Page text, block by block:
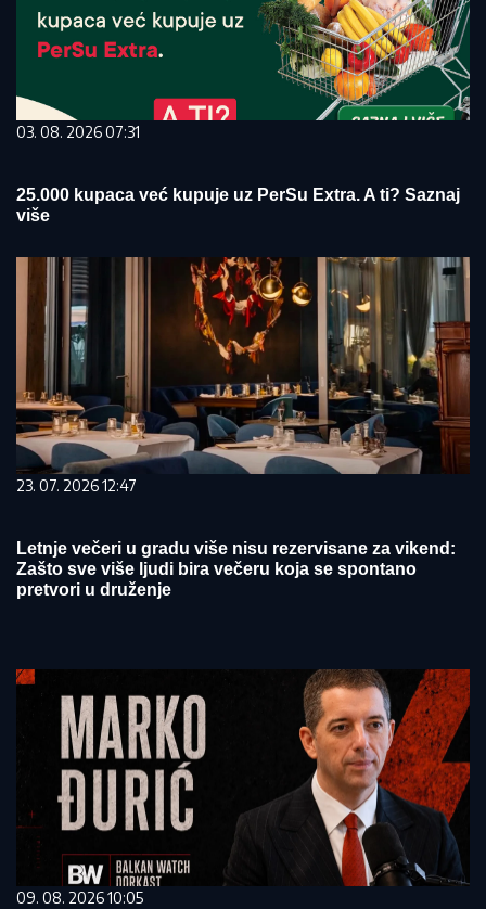
03. 08. 2026 07:31
25.000 kupaca već kupuje uz PerSu Extra. A ti? Saznaj
više
23. 07. 2026 12:47
Letnje večeri u gradu više nisu rezervisane za vikend:
Zašto sve više ljudi bira večeru koja se spontano
pretvori u druženje
09. 08. 2026 10:05